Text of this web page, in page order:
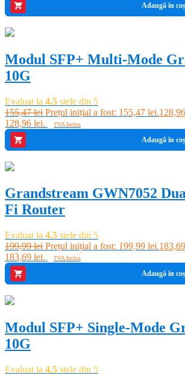
Adaugă în coș
Modul SFP+ Multi-Mode
10G
Evaluat la 4.5 stele din 5
155,47lei Prețul inițial a fost: 155,47 lei.128,96
128,96 lei.
TVA Inclus
Adaugă în coș
Grandstream GWN7052
Fi Router
Evaluat la 4.5 stele din 5
199,99lei Prețul inițial a fost: 199,99 lei.183,69
183,69 lei.
TVA Inclus
Adaugă în coș
Modul SFP+ Single-Mode
10G
Evaluat la 4.5 stele din 5